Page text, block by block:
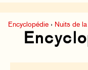
Encyclopédie › Nuits de